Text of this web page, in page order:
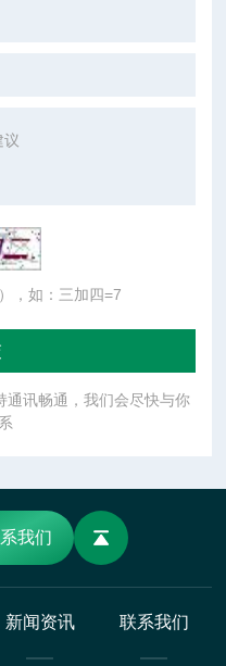
，如：三加四=7
通讯畅通，我们会尽快与你
我们
新闻资讯 联系我们